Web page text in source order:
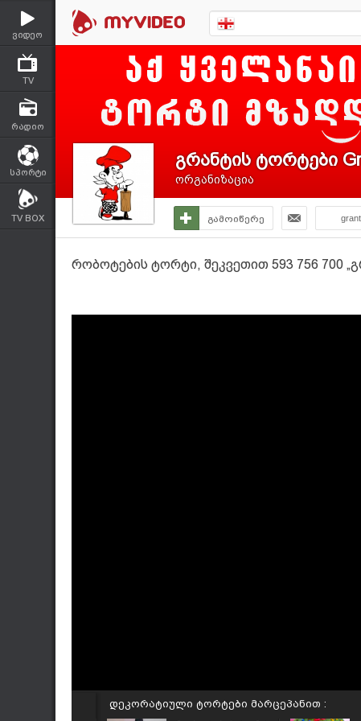
ვიდეო
TV
რადიო
სპორტი
TV BOX
გრანტის ტორტები
ორგანიზაცია
გამოიწერე
რობოტების ტორტი, შეკვეთით 593 756 700
დეკორატიული ტორტები მარცეპანით :